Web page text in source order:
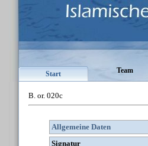
Start Team
B. or. 020c
Allgemeine Daten
Signatur